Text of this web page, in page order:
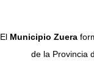
El Municipio Zuera
de la Provincia